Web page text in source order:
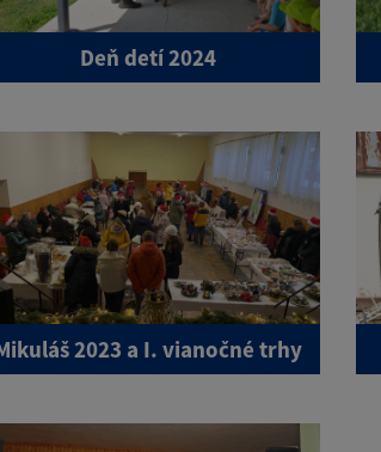
Deň detí 2024
2023 a I. vianočné trhy